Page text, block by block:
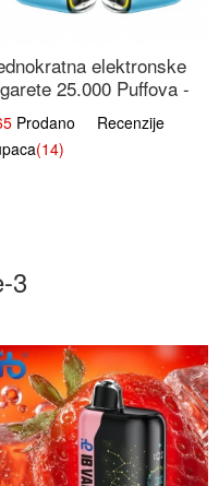
elektronske
25.000 Puffova -
Sladoled |
Slatka Okus
Prodano Recenzije
(14)
3